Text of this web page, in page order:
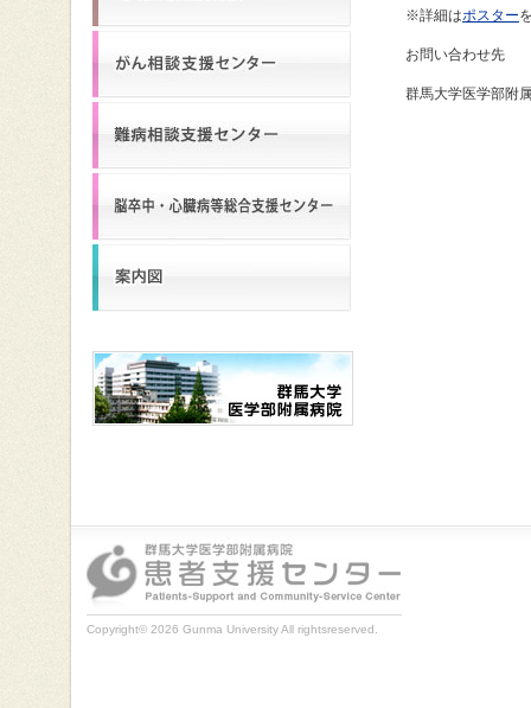
※詳細はポスター
お問い合わせ先
群馬大学医学部附
Copyright© 2026 Gunma University All rightsreserved.